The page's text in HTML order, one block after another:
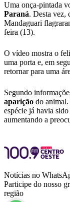
Uma onça-pintada
Paraná. Desta vez,
Mandaguari
feira (13).
O vídeo mostra o
uma porta e, em
retornar para uma
Segundo
aparição do animal.
espécie já havia
aumentando a
Notícias no
Participe do nosso
região